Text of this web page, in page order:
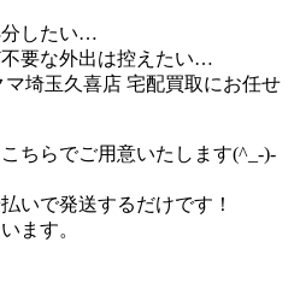
分したい…
要な外出は控えたい…
埼玉久喜店 宅配買取にお任せ
ちらでご用意いたします(^_-)-
いで発送するだけです！
ます。